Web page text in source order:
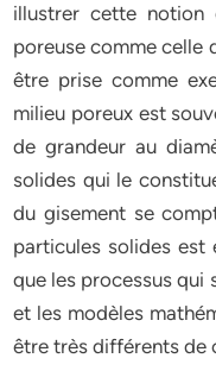
illustrer cette notion
poreuse comme celle
être prise comme
milieu poreux est
de grandeur au
solides qui le
du gisement se
particules solides est
que les processus qui
et les modèles
être très différents de